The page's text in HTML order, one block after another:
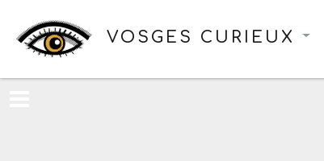
VOSGES CURIEUX